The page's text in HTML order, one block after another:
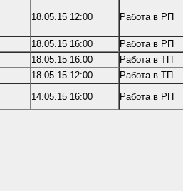
18.05.15 12:00 Работа в РП
18.05.15 16:00
Работа в РП
18.05.15 16:00
Работа в ТП
18.05.15 12:00
Работа в ТП
14.05.15 16:00 Работа в РП